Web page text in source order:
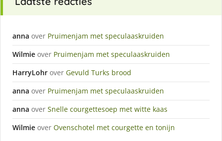
anna over Pruimenjam met speculaaskruiden
Wilmie over Pruimenjam met speculaaskruiden
HarryLohr over Gevuld Turks brood
anna over Pruimenjam met speculaaskruiden
anna over Snelle courgettesoep met witte kaas
Wilmie over Ovenschotel met courgette en tonijn